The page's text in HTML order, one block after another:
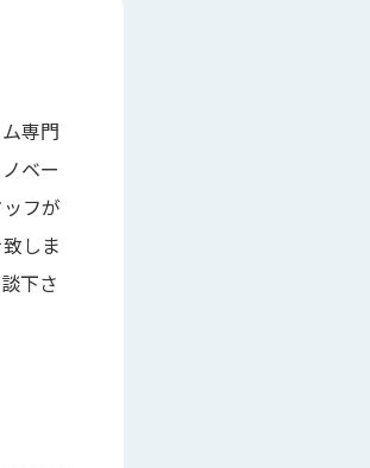
専門
ベー
フが
しま
下さ